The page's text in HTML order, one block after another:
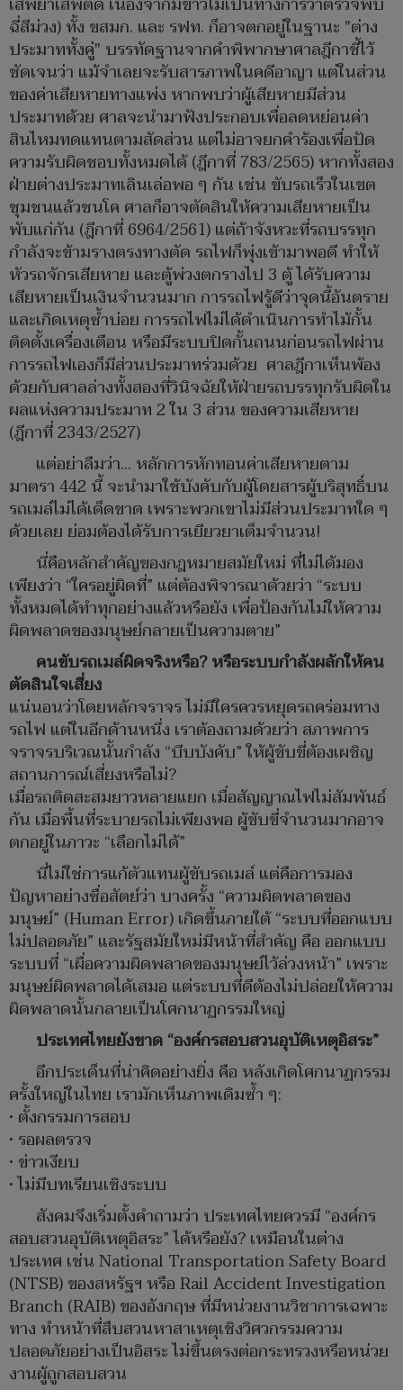
ฉี่สีม่วง) ทั้ง ขสมก. และ รฟท. ก็อาจตกอยู่ในฐานะ "ต่าง
ประมาททั้งคู่" บรรทัดฐานจากคำพิพากษาศาลฎีกาชี้ไว้
ชัดเจนว่า แม้จำเลยจะรับสารภาพในคดีอาญา แต่ในส่วน
ของค่าเสียหายทางแพ่ง หากพบว่าผู้เสียหายมีส่วน
ประมาทด้วย ศาลจะนำมาฟังประกอบเพื่อลดหย่อนค่า
สินไหมทดแทนตามสัดส่วน แต่ไม่อาจยกคำร้องเพื่อปัด
ความรับผิดชอบทั้งหมดได้ (ฎีกาที่ 783/2565) หากทั้งสอง
ฝ่ายต่างประมาทเลินเล่อพอ ๆ กัน เช่น ขับรถเร็วในเขต
ชุมชนแล้วชนโค ศาลก็อาจตัดสินให้ความเสียหายเป็น
พับแก่กัน (ฎีกาที่ 6964/2561) แต่ถ้าจังหวะที่รถบรรทุก
กำลังจะข้ามรางตรงทางตัด รถไฟก็พุ่งเข้ามาพอดี ทำให้
หัวรถจักรเสียหาย และตู้พ่วงตกรางไป 3 ตู้ ได้รับความ
เสียหายเป็นเงินจำนวนมาก การรถไฟรู้ดีว่าจุดนี้อันตราย
และเกิดเหตุซ้ำบ่อย การรถไฟไม่ได้ดำเนินการทำไม้กั้น
ติดตั้งเครื่องเตือน หรือมีระบบปิดกั้นถนนก่อนรถไฟผ่าน
การรถไฟเองก็มีส่วนประมาทร่วมด้วย ศาลฎีกาเห็นพ้อง
ด้วยกับศาลล่างทั้งสองที่วินิจฉัยให้ฝ่ายรถบรรทุกรับผิดใน
ผลแห่งความประมาท 2 ใน 3 ส่วน ของความเสียหาย
(ฎีกาที่ 2343/2527)
แต่อย่าลืมว่า... หลักการหักทอนค่าเสียหายตาม
มาตรา 442 นี้ จะนำมาใช้บังคับกับผู้โดยสารผู้บริสุทธิ์บน
รถเมล์ไม่ได้เด็ดขาด เพราะพวกเขาไม่มีส่วนประมาทใด ๆ
ด้วยเลย ย่อมต้องได้รับการเยียวยาเต็มจำนวน!
นี่คือหลักสำคัญของกฎหมายสมัยใหม่ ที่ไม่ได้มอง
เพียงว่า “ใครอยู่ผิดที่” แต่ต้องพิจารณาด้วยว่า “ระบบ
ทั้งหมดได้ทำทุกอย่างแล้วหรือยัง เพื่อป้องกันไม่ให้ความ
ผิดพลาดของมนุษย์กลายเป็นความตาย”
คนขับรถเมล์ผิดจริงหรือ? หรือระบบกำลังผลักให้คน
ตัดสินใจเสี่ยง
แน่นอนว่าโดยหลักจราจร ไม่มีใครควรหยุดรถคร่อมทาง
รถไฟ แต่ในอีกด้านหนึ่ง เราต้องถามด้วยว่า สภาพการ
จราจรบริเวณนั้นกำลัง “บีบบังคับ” ให้ผู้ขับขี่ต้องเผชิญ
สถานการณ์เสี่ยงหรือไม่?
เมื่อรถติดสะสมยาวหลายแยก เมื่อสัญญาณไฟไม่สัมพันธ์
กัน เมื่อพื้นที่ระบายรถไม่เพียงพอ ผู้ขับขี่จำนวนมากอาจ
ตกอยู่ในภาวะ “เลือกไม่ได้”
นี่ไม่ใช่การแก้ตัวแทนผู้ขับรถเมล์ แต่คือการมอง
ปัญหาอย่างซื่อสัตย์ว่า บางครั้ง “ความผิดพลาดของ
มนุษย์” (Human Error) เกิดขึ้นภายใต้ “ระบบที่ออกแบบ
ไม่ปลอดภัย” และรัฐสมัยใหม่มีหน้าที่สำคัญ คือ ออกแบบ
ระบบที่ “เผื่อความผิดพลาดของมนุษย์ไว้ล่วงหน้า” เพราะ
มนุษย์ผิดพลาดได้เสมอ แต่ระบบที่ดีต้องไม่ปล่อยให้ความ
ผิดพลาดนั้นกลายเป็นโศกนาฏกรรมใหญ่
ประเทศไทยยังขาด “องค์กรสอบสวนอุบัติเหตุอิสระ”
อีกประเด็นที่น่าคิดอย่างยิ่ง คือ หลังเกิดโศกนาฏกรรม
ครั้งใหญ่ในไทย เรามักเห็นภาพเดิมซ้ำ ๆ:
• ตั้งกรรมการสอบ
• รอผลตรวจ
• ข่าวเงียบ
• ไม่มีบทเรียนเชิงระบบ
สังคมจึงเริ่มตั้งคำถามว่า ประเทศไทยควรมี “องค์กร
สอบสวนอุบัติเหตุอิสระ” ได้หรือยัง? เหมือนในต่าง
ประเทศ เช่น National Transportation Safety Board
(NTSB) ของสหรัฐฯ หรือ Rail Accident Investigation
Branch (RAIB) ของอังกฤษ ที่มีหน่วยงานวิชาการเฉพาะ
ทาง ทำหน้าที่สืบสวนหาสาเหตุเชิงวิศวกรรมความ
ปลอดภัยอย่างเป็นอิสระ ไม่ขึ้นตรงต่อกระทรวงหรือหน่วย
งานผู้ถูกสอบสวน